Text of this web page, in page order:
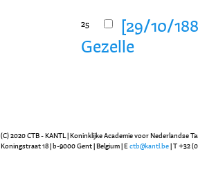
25
[29/10/
Gezelle
(C) 2020 CTB - KANTL | Koninklijke Academie voor Nederlandse
Koningstraat 18 | b-9000 Gent | Belgium | E ctb@kantl.be | T +32